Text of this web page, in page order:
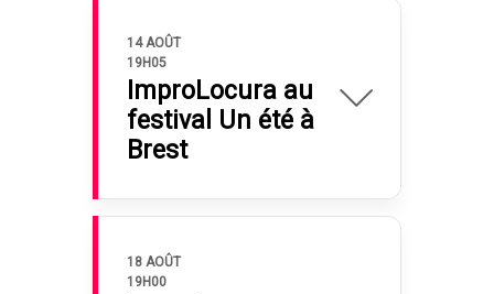
14 AOÛT
19H05
ImproLocura au
festival Un été à
Brest
18 AOÛT
19H00